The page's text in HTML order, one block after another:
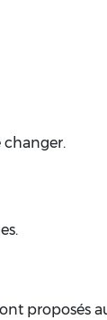
changer.
proposés